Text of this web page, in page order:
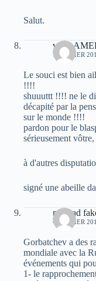
Salut.
1 FÉVRIER
Le souci est bien
!!!!
shuuuttt !!!! ne le
décapité par la
sur le monde !!!!
pardon pour le
sérieusement vôtre,
à d'autres
signé une abeille
mourad
4 FÉVRIER
Gorbatchev a des
mondiale avec la
événements qui
1- le